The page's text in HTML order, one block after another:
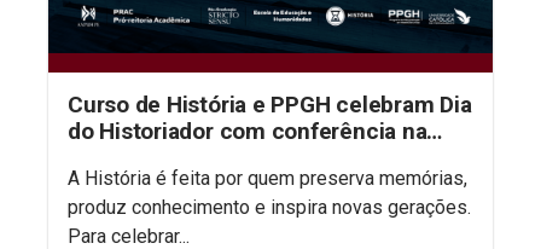
Curso de História e PPGH celebram Dia
do Historiador com conferência na
A História é feita por quem preserva memórias,
produz conhecimento e inspira novas gerações.
Para celebrar...